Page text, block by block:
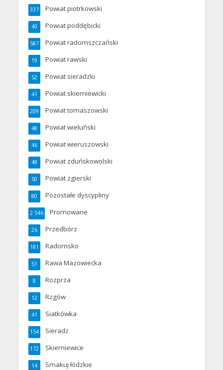
Powiat piotrkowski
337
Powiat poddębicki
40
Powiat radomszczański
587
Powiat rawski
19
Powiat sieradzki
52
Powiat skierniewicki
41
Powiat tomaszowski
209
Powiat wieluński
48
Powiat wieruszowski
46
Powiat zduńskowolski
48
Powiat zgierski
50
Pozostałe dyscypliny
80
Promowane
2 546
Przedbórz
26
Radomsko
181
Rawa Mazowiecka
51
Rozprza
8
Rzgów
12
Siatkówka
41
Sieradz
154
Skierniewice
172
Smakuj łódzkie
14